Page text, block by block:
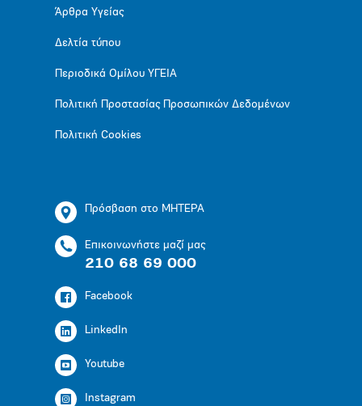
Άρθρα Υγείας
Δελτία τύπου
Περιοδικά Ομίλου ΥΓΕΙΑ
Πολιτική Προστασίας Προσωπικών Δεδομένων
Πολιτική Cookies
Πρόσβαση στο ΜΗΤΕΡΑ
Επικοινωνήστε μαζί μας
210 68 69 000
Facebook
LinkedIn
Youtube
Instagram